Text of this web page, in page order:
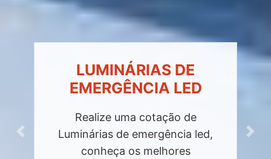
LUMINÁRIAS DE
EMERGÊNCIA LED
Realize uma cotação de
Luminárias de emergência led,
conheça os melhores
Previous Next